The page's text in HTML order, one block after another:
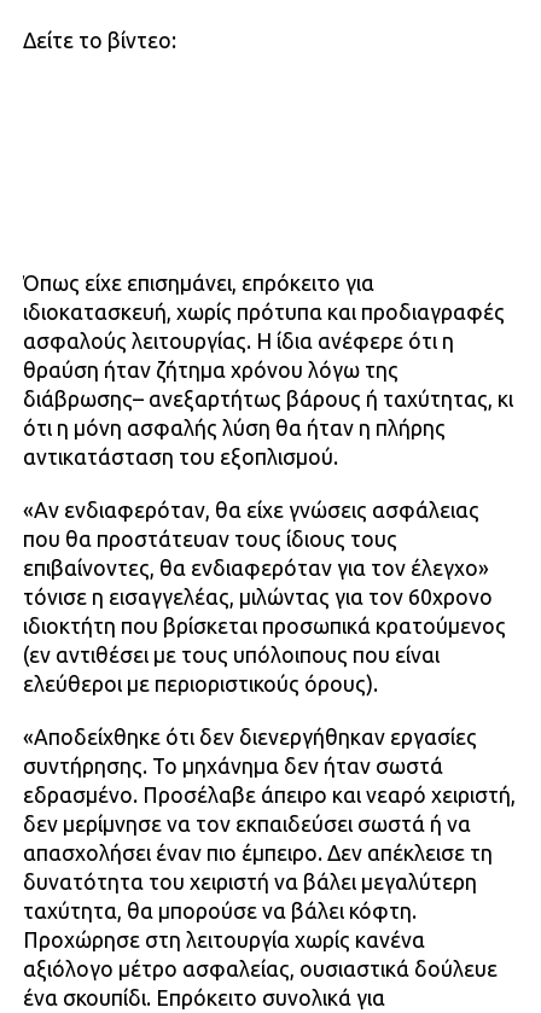
Δείτε το βίντεο:
Όπως είχε επισημάνει, επρόκειτο για
ιδιοκατασκευή, χωρίς πρότυπα και προδιαγραφές
ασφαλούς λειτουργίας. Η ίδια ανέφερε ότι η
θραύση ήταν ζήτημα χρόνου λόγω της
διάβρωσης– ανεξαρτήτως βάρους ή ταχύτητας, κι
ότι η μόνη ασφαλής λύση θα ήταν η πλήρης
αντικατάσταση του εξοπλισμού.
«Αν ενδιαφερόταν, θα είχε γνώσεις ασφάλειας
που θα προστάτευαν τους ίδιους τους
επιβαίνοντες, θα ενδιαφερόταν για τον έλεγχο»
τόνισε η εισαγγελέας, μιλώντας για τον 60χρονο
ιδιοκτήτη που βρίσκεται προσωπικά κρατούμενος
(εν αντιθέσει με τους υπόλοιπους που είναι
ελεύθεροι με περιοριστικούς όρους).
«Αποδείχθηκε ότι δεν διενεργήθηκαν εργασίες
συντήρησης. Το μηχάνημα δεν ήταν σωστά
εδρασμένο. Προσέλαβε άπειρο και νεαρό χειριστή,
δεν μερίμνησε να τον εκπαιδεύσει σωστά ή να
απασχολήσει έναν πιο έμπειρο. Δεν απέκλεισε τη
δυνατότητα του χειριστή να βάλει μεγαλύτερη
ταχύτητα, θα μπορούσε να βάλει κόφτη.
Προχώρησε στη λειτουργία χωρίς κανένα
αξιόλογο μέτρο ασφαλείας, ουσιαστικά δούλευε
ένα σκουπίδι. Επρόκειτο συνολικά για